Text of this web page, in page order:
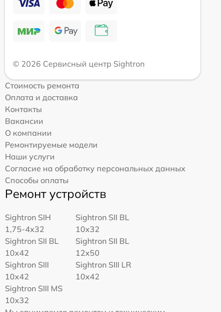
© 2026 Сервисный центр Sightron
Стоимость ремонта
Оплата и доставка
Контакты
Вакансии
О компании
Ремонтируемые модели
Наши услуги
Согласие на обработку персональных данных
Способы оплаты
Ремонт устройств
Sightron SIH
1,75-4x32
Sightron SII BL
10x32
Sightron SII BL
10x42
Sightron SII BL
12x50
Sightron SIII
10x42
Sightron SIII LR
10x42
Sightron SIII MS
10x32